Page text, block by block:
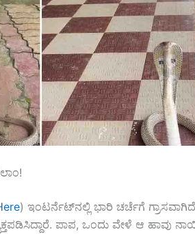
) ಇಂಟರ್ನೆಟ್‌ನಲ್ಲಿ ಭಾರಿ ಚರ್ಚೆಗೆ
ಪಾಪ, ಒಂದು ವೇಳೆ ಆ ಹಾವು